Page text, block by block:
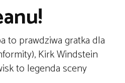
to prawdziwa gratka dla
Kirk Windstein
to legenda sceny